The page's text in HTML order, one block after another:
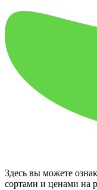
Здесь вы можете
сортами и ценами на